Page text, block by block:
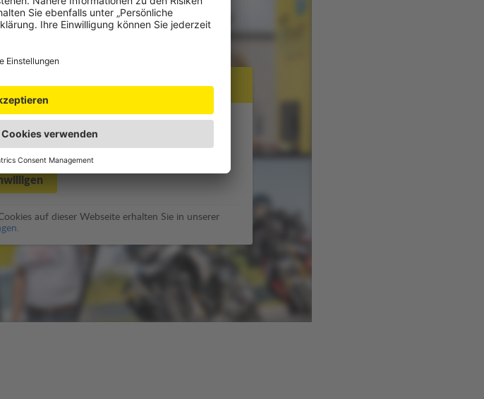
Ihre Einwilligung.
Video Player Lösung namens
Player).
auf dieser Webseite erhalten Sie in unserer